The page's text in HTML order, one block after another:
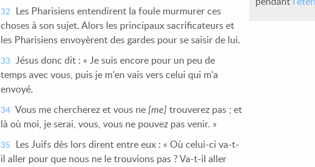
32
Les Pharisiens entendirent la foule murmurer ces
choses à son sujet. Alors les principaux sacrificateurs et
les Pharisiens envoyèrent des gardes pour se saisir de lui.
33
Jésus donc dit : « Je suis encore pour un peu de
temps avec vous, puis je m'en vais vers celui qui m'a
envoyé.
34 Vous me chercherez et vous ne[me] trouverez pas ; et
là où moi, je serai, vous, vous ne pouvez pas venir. »
35
Les Juifs dès lors dirent entre eux : « Où celui-ci va-t-
il aller pour que nous ne le trouvions pas ? Va-t-il aller